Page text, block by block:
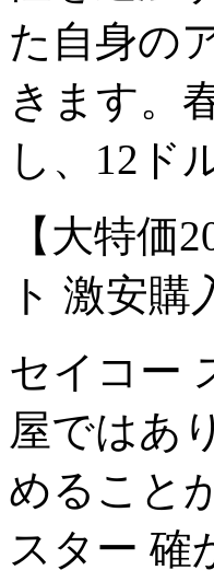
た自身の
きます。
し、12ド
【大特価
ト 激安購
セイコー
屋ではあ
めること
スター 確